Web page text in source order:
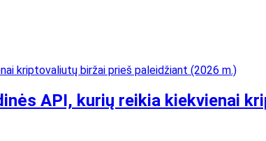
API, kurių reikia kiekvienai